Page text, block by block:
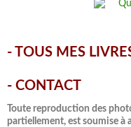
- TOUS MES
- CONTACT
Toute reproduction des
partiellement, est soumise à